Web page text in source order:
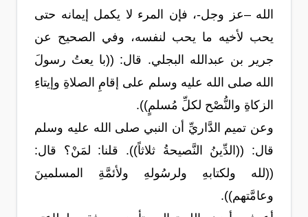
الله –عز وجل-، فإن المرء لا يكمل إيمانه حتى
يحب لأخيه ما يحب لنفسه، وفي الصحيح عن
جرير بن عبدالله البجلي. قال: ((با يعتُ رسولَ
الله صلى الله عليه وسلم على إقامِ الصلاةِ وإيتاءِ
الزكاةِ والنُّصْح لكلِّ مُسلمٍ)).
وعن تميم الدَّاريِّ أن النبي صلى الله عليه وسلم
قال: ((الدِّينُ النَّصيحةُ ثلاثاً)). قلنا: لمَنْ؟ قال:
((لله ولكتابهِ ولرسُولهِ ولأئمَّةِ المسلمينَ
وعامَّتهم)).